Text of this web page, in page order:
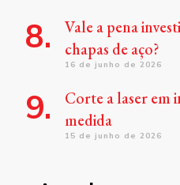
Vale a pena
chapas de aço?
16 de junho de 2026
Corte a laser em
medida
15 de junho de 2026